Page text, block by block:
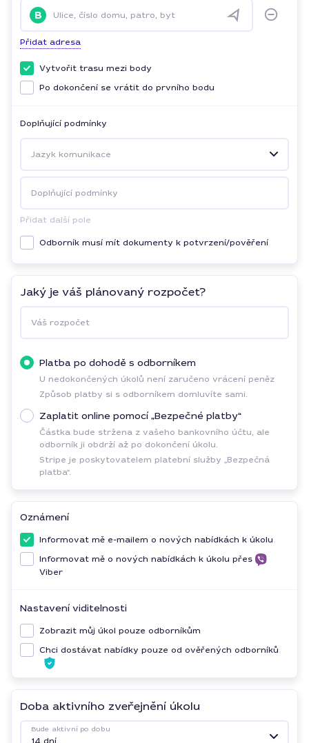
B Ulice, číslo domu, patro, byt
Přidat adresa
Vytvořit trasu mezi body
Po dokončení se vrátit do prvního bodu
Doplňující podmínky
Jazyk komunikace
Doplňující podmínky
Přidat další pole
Odborník musí mít dokumenty k potvrzení/pověření
Jaký je váš plánovaný rozpočet?
Váš rozpočet
Platba po dohodě s odborníkem
U nedokončených úkolů není zaručeno vrácení peněz
Způsob platby si s odborníkem domluvíte sami.
Zaplatit online pomocí „Bezpečné platby“
Částka bude stržena z vašeho bankovního účtu, ale
odborník ji obdrží až po dokončení úkolu.
Stripe je poskytovatelem platební služby „Bezpečná
platba“.
Oznámení
Informovat mě e-mailem o nových nabídkách k úkolu
Informovat mě o nových nabídkách k úkolu přes
Viber
Nastavení viditelnosti
Zobrazit můj úkol pouze odborníkům
Chci dostávat nabídky pouze od ověřených odborníků
Doba aktivního zveřejnění úkolu
Bude aktivní po dobu